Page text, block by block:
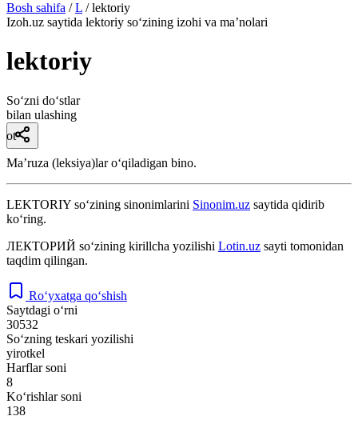
Bosh sahifa / L / lektoriy
Izoh.uz saytida lektoriy so‘zining izohi va ma’nolari
lektoriy
So‘zni do‘stlar
bilan ulashing
ot
Maʼruza (leksiya)lar oʻqiladigan bino.
LEKTORIY so‘zining sinonimlarini Sinonim.uz saytida qidirib
ko‘ring.
ЛЕКТОРИЙ so‘zining kirillcha yozilishi Lotin.uz sayti tomonidan
taqdim qilingan.
Ro‘yxatga qo‘shish
Saytdagi o‘rni
30532
So‘zning teskari yozilishi
yirotkel
Harflar soni
8
Ko‘rishlar soni
138